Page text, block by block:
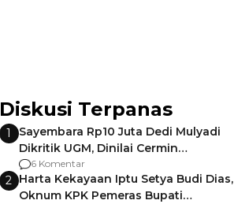
Diskusi Terpanas
1
Sayembara Rp10 Juta Dedi Mulyadi
Dikritik UGM, Dinilai Cermin
Gagalnya Negara Jamin Keamanan
6 Komentar
2 Harta Kekayaan Iptu Setya Budi Dias,
Oknum KPK Pemeras Bupati